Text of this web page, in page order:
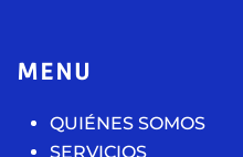
MENU
QUIÉNES SOMOS
SERVICIOS